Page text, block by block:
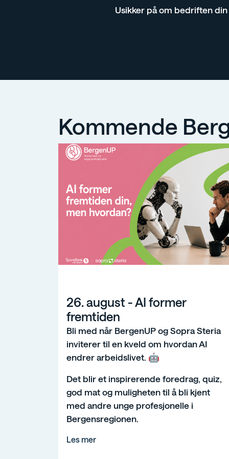
Usikker på om bedriften
Kommende
26. august - AI former
fremtiden
Bli med når BergenUP og Sopra Steria
inviterer til en kveld om hvordan AI
endrer arbeidslivet. 🤖
Det blir et inspirerende foredrag, quiz,
god mat og muligheten til å bli kjent
med andre unge profesjonelle i
Bergensregionen.
Les mer